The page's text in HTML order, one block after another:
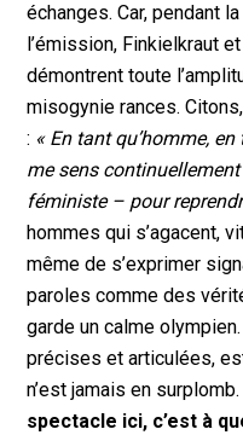
échanges. Car, pendant
l’émission, Finkielkraut
démontrent toute
misogynie rances.
: « En tant qu’homme,
me sens
féministe – pour
hommes qui s’agacent,
même de s’exprimer
paroles comme des
garde un calme
précises et articulées,
n’est jamais en surplomb.
spectacle ici, c’est à